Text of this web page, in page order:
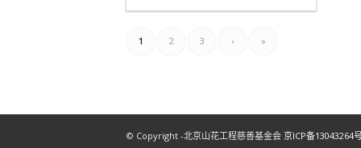
1 2 3 › »
© Copyright -北京山花工程慈善基金会 京ICP备13043264